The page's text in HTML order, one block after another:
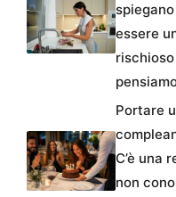
essere
Portare
C’è una
non